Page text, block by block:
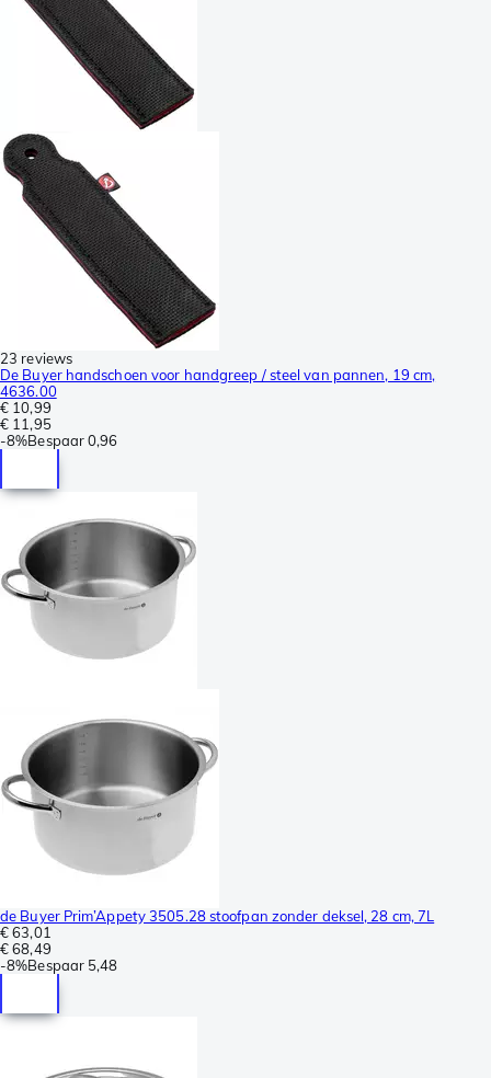
23 reviews
De Buyer handschoen voor handgreep / steel van pannen, 19 cm,
4636.00
€ 10,99
€ 11,95
-8%Bespaar0,96
de Buyer Prim’Appety 3505.28 stoofpan zonder deksel, 28 cm, 7L
€ 63,01
€ 68,49
-8%Bespaar 5,48